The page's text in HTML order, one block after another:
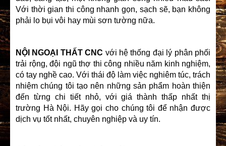
Với thời gian thi công nhanh gọn, sạch sẽ, bạn không
phải lo bụi vôi hay mùi sơn tường nữa.
NỘI NGOẠI THẤT CNC với hệ thống đại lý phân phối
trải rộng, đội ngũ thợ thi công nhiều năm kinh nghiệm,
có tay nghề cao. Với thái độ làm việc nghiêm túc, trách
nhiệm chúng tôi tạo nên những sản phẩm hoàn thiện
đến từng chi tiết nhỏ, với giá thành thấp nhất thị
trường Hà Nội. Hãy gọi cho chúng tôi để nhận được
dịch vụ tốt nhất, chuyên nghiệp và uy tín.